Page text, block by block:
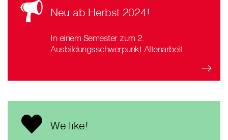
Neu ab Herbst 2024!
In einem Semester zum 2.
Ausbildungsschwerpunkt Altenarbeit
We like!